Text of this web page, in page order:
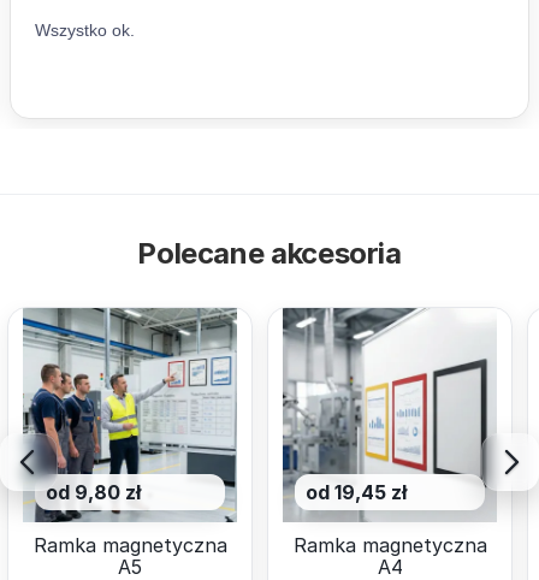
Polecane akcesoria
od 9,80 zł
Ramka magnetyczna
A5
od 19,45 zł
Ramka magnetyczna
A4